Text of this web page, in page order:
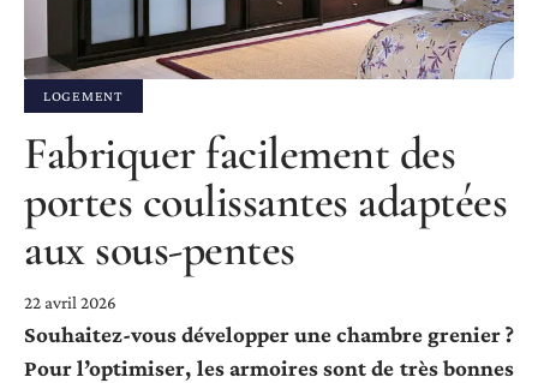
LOGEMENT
Fabriquer facilement des
portes coulissantes adaptées
aux sous-pentes
22 avril 2026
Souhaitez-vous développer une chambre grenier ?
Pour l’optimiser, les armoires sont de très bonnes